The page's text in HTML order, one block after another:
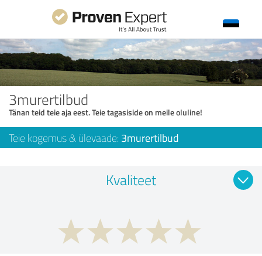
3murertilbud
Tänan teid teie aja eest. Teie tagasiside on meile oluline!
Teie kogemus & ülevaade: 3murertilbud
Kvaliteet